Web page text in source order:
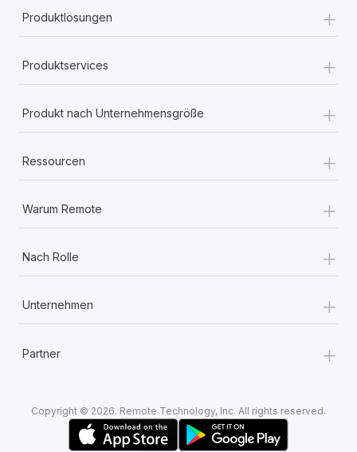
Wie Phiture 55 Mitarbeiter:innen in 19 Ländern
mit Remote verwaltet
Wachstumsberatung für mobile Apps. Das...
Produktlösungen +
Produktservices +
Produkt nach Unternehmensgröße +
Ressourcen +
Warum Remote +
Nach Rolle +
Unternehmen +
Partner +
Copyright © 2026. Remote Technology, Inc. All rights reserved.